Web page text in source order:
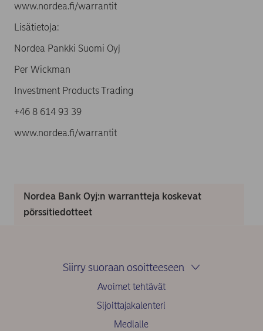
www.nordea.fi/warrantit
Lisätietoja:
Nordea Pankki Suomi Oyj
Per Wickman
Investment Products Trading
+46 8 614 93 39
www.nordea.fi/warrantit
Nordea Bank Oyj:n warrantteja koskevat
pörssitiedotteet
Siirry suoraan osoitteeseen
Avoimet tehtävät
Sijoittajakalenteri
Medialle